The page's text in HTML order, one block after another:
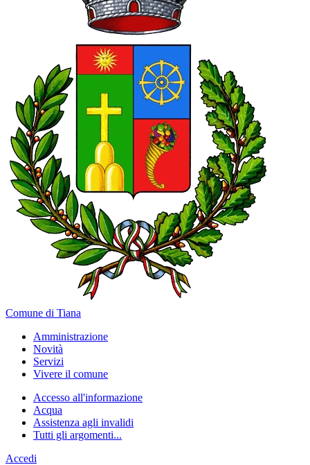
Comune di Tiana
Amministrazione
Novità
Servizi
Vivere il comune
Accesso all'informazione
Acqua
Assistenza agli invalidi
Tutti gli argomenti...
Accedi